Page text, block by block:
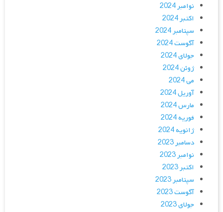
نوامبر 2024
اکتبر 2024
سپتامبر 2024
آگوست 2024
جولای 2024
ژوئن 2024
می 2024
آوریل 2024
مارس 2024
فوریه 2024
ژانویه 2024
دسامبر 2023
نوامبر 2023
اکتبر 2023
سپتامبر 2023
آگوست 2023
جولای 2023